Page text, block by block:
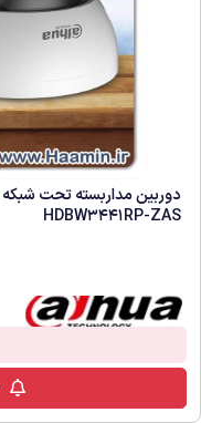
HDBW3441RP-ZAS